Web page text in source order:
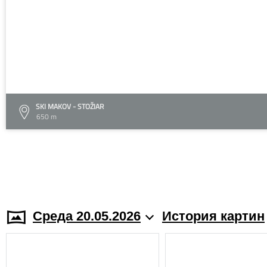
SKI MAKOV - STOŽIAR
650 m
Среда 20.05.2026 История картин